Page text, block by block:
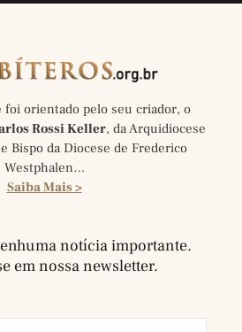
foi orientado pelo seu criador, o
Rossi Keller, da Arquidiocese
Bispo da Diocese de Frederico
Westphalen…
Saiba Mais >
notícia importante.
em nossa newsletter.